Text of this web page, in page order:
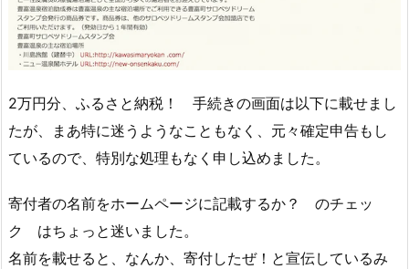
2万円分、ふるさと納税！ 手続きの画面は以下に載せまし
たが、まあ特に迷うようなこともなく、元々確定申告もし
ているので、特別な処理もなく申し込めました。
寄付者の名前をホームページに記載するか？ のチェッ
ク はちょっと迷いました。
名前を載せると、なんか、寄付したぜ！と宣伝しているみ